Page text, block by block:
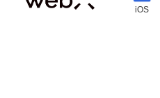
iOS